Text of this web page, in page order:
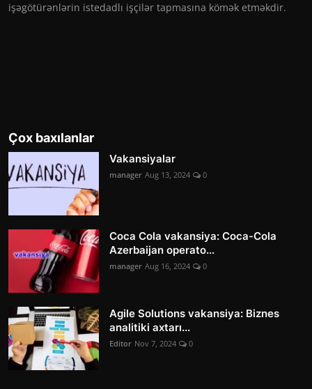
işəgötürənlərin istedadlı işçilər tapmasına kömək etməkdir.
Çox baxılanlar
Vakansiyalar
manager Aug 13, 2024 0
Coca Cola vakansiya: Coca-Cola
Azerbaijan operato...
manager Aug 16, 2024 0
Agile Solutions vakansiya: Biznes
analitiki axtarı...
Editor Nov 7, 2024 0